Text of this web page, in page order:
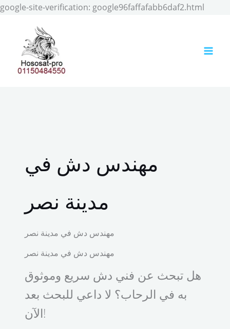
google-site-verification: google96faffafabb6daf2.html
مهندس دش في
مدينة نصر
مهندس دش في مدينة نصر
مهندس دش في مدينة نصر
هل تبحث عن فني دش سريع وموثوق
به في الرحاب؟ لا داعي للبحث بعد
الآن!